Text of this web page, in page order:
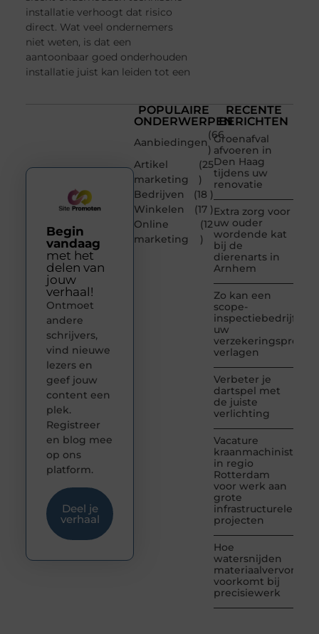
installatie verhoogt dat risico
direct. Wat veel ondernemers
niet weten, is dat een
aantoonbaar goed onderhouden
installatie juist kan leiden tot een
POPULAIRE
ONDERWERPEN
Aanbiedingen
(66
)
Artikel
marketing
(25
)
Bedrijven
(18 )
Winkelen
(17 )
Online
marketing
(12
)
RECENTE
BERICHTEN
Groenafval
afvoeren in
Den Haag
tijdens uw
renovatie
Extra zorg voor
uw ouder
wordende kat
bij de
dierenarts in
Arnhem
Zo kan een
scope-
inspectiebedrijf
uw
verzekeringspremie
verlagen
Verbeter je
dartspel met
de juiste
verlichting
Vacature
kraanmachinist
in regio
Rotterdam
voor werk aan
grote
infrastructurele
projecten
Hoe
watersnijden
voorkomt bij
precisiewerk
Begin
vandaag
met het
delen van
jouw
verhaal!
Ontmoet
andere
schrijvers,
vind nieuwe
lezers en
geef jouw
content een
plek.
Registreer
en blog mee
op ons
platform.
Deel je
verhaal